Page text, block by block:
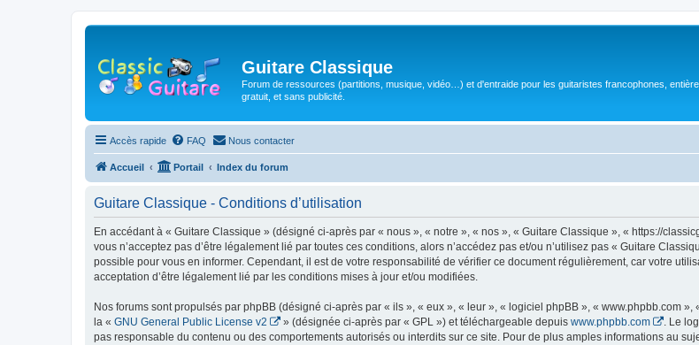
Guitare Classique
Forum de ressources (partitions, musique, vidéo…) et d'entraide pour les guitaristes francophones,
gratuit, et sans publicité.
Accès rapide FAQ Nous contacter
Accueil Portail Index du forum
Guitare Classique - Conditions d’utilisation
En accédant à « Guitare Classique » (désigné ci-après par « nous », « notre », « nos », « Guitare Classique », « https://
vous n’acceptez pas d’être légalement lié par toutes ces conditions, alors n’accédez pas et/ou n’utilisez pas « Guitare
possible pour vous en informer. Cependant, il est de votre responsabilité de vérifier ce document régulièrement, car votre
acceptation d’être légalement lié par les conditions mises à jour et/ou modifiées.
Nos forums sont propulsés par phpBB (désigné ci-après par « ils », « eux », « leur », « logiciel phpBB », « www.phpbb.com
la « GNU General Public License v2 » (désignée ci-après par « GPL ») et téléchargeable depuis www.phpbb.com
. Le
pas responsable du contenu ou des comportements autorisés ou interdits sur ce site. Pour de plus amples informations au